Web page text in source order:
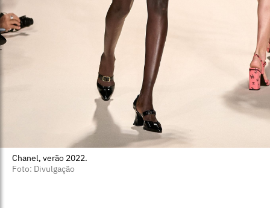
Chanel, verão 2022.
Foto: Divulgação